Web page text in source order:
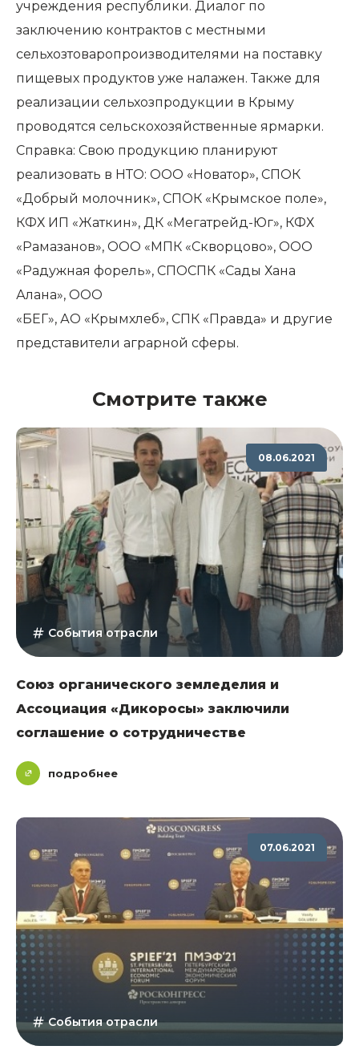
учреждения республики. Диалог по
заключению контрактов с местными
сельхозтоваропроизводителями на поставку
пищевых продуктов уже налажен. Также для
реализации сельхозпродукции в Крыму
проводятся сельскохозяйственные ярмарки.
Справка: Свою продукцию планируют
реализовать в НТО: ООО «Новатор», СПОК
«Добрый молочник», СПОК «Крымское поле»,
КФХ ИП «Жаткин», ДК «Мегатрейд-Юг», КФХ
«Рамазанов», ООО «МПК «Скворцово», ООО
«Радужная форель», СПОСПК «Сады Хана
Алана», ООО
«БЕГ», АО «Крымхлеб», СПК «Правда» и другие
представители аграрной сферы.
Смотрите также
08.06.2021
События отрасли
Союз органического земледелия и
Ассоциация «Дикоросы» заключили
соглашение о сотрудничестве
подробнее
07.06.2021
События отрасли